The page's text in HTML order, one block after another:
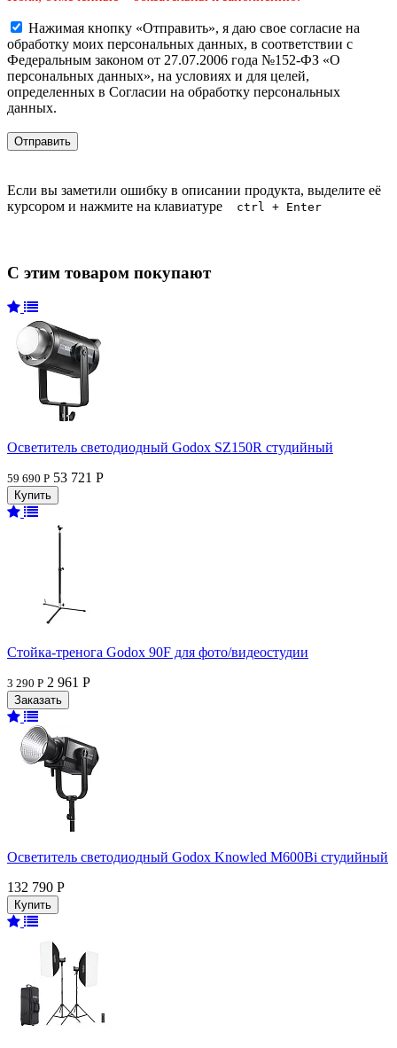
Нажимая кнопку «Отправить», я даю свое согласие на
обработку моих персональных данных, в соответствии с
Федеральным законом от 27.07.2006 года №152-ФЗ «О
персональных данных», на условиях и для целей,
определенных в Согласии на обработку персональных
данных.
Если вы заметили ошибку в описании продукта, выделите её
курсором и нажмите на клавиатуре
ctrl + Enter
С этим товаром покупают
Осветитель светодиодный Godox SZ150R студийный
59 690 Р 53 721 Р
Стойка-тренога Godox 90F для фото/видеостудии
3 290 Р 2 961 Р
Осветитель светодиодный Godox Knowled M600Bi студийный
132 790 Р